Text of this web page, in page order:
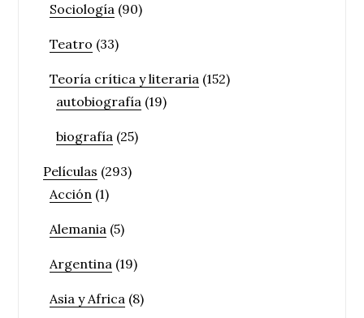
Sociología (90)
Teatro (33)
Teoría crítica y literaria (152)
autobiografía (19)
biografía (25)
Películas (293)
Acción (1)
Alemania (5)
Argentina (19)
Asia y Africa (8)